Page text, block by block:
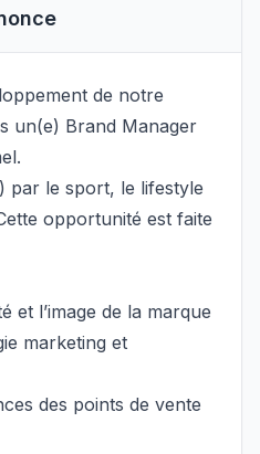
de notre
un(e) Brand Manager
Hummel.
par le sport, le lifestyle
opportunité est faite
et l’image de la marque
marketing et
des points de vente